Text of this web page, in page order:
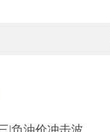
|负油价冲击波